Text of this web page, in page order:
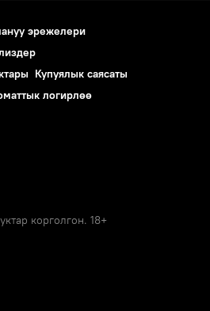
эрежелери
Купуялык саясаты
логирлөө
корголгон. 18+